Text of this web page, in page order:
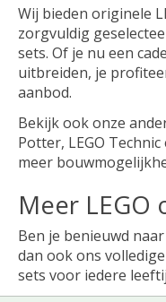
Wij bieden originele
zorgvuldig
sets. Of je nu een
uitbreiden, je
aanbod.
Bekijk ook onze
Potter, LEGO
meer
Meer LEGO
Ben je benieuwd
dan ook ons
sets voor iedere